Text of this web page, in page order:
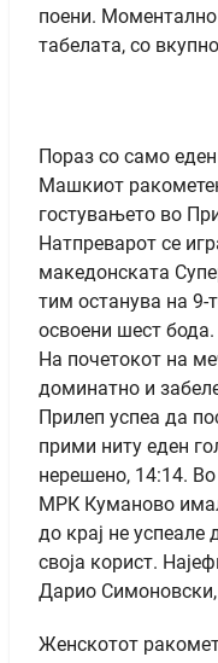
поени.
табелата, со
Пораз со само
Машкиот
гостувањето во
Натпреварот се
македонската
тим останува на 9-
освоени шест бода.
На почетокот на
доминатно и
Прилеп успеа да
прими ниту еден
нерешено, 14:14.
МРК Куманово
до крај не успеале
своја корист.
Дарио Симоновски,
Женскотот